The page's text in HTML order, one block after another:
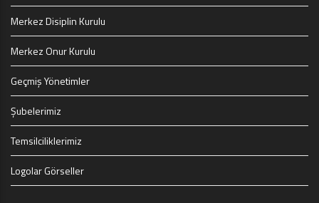
Merkez Disiplin Kurulu
Merkez Onur Kurulu
Geçmiş Yönetimler
Şubelerimiz
Temsilciliklerimiz
Logolar Görseller